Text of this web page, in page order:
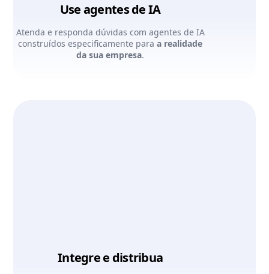
Use agentes de IA
Atenda e responda dúvidas com agentes de IA
construídos especificamente paraa realidade
da sua empresa.
Integre e distribua